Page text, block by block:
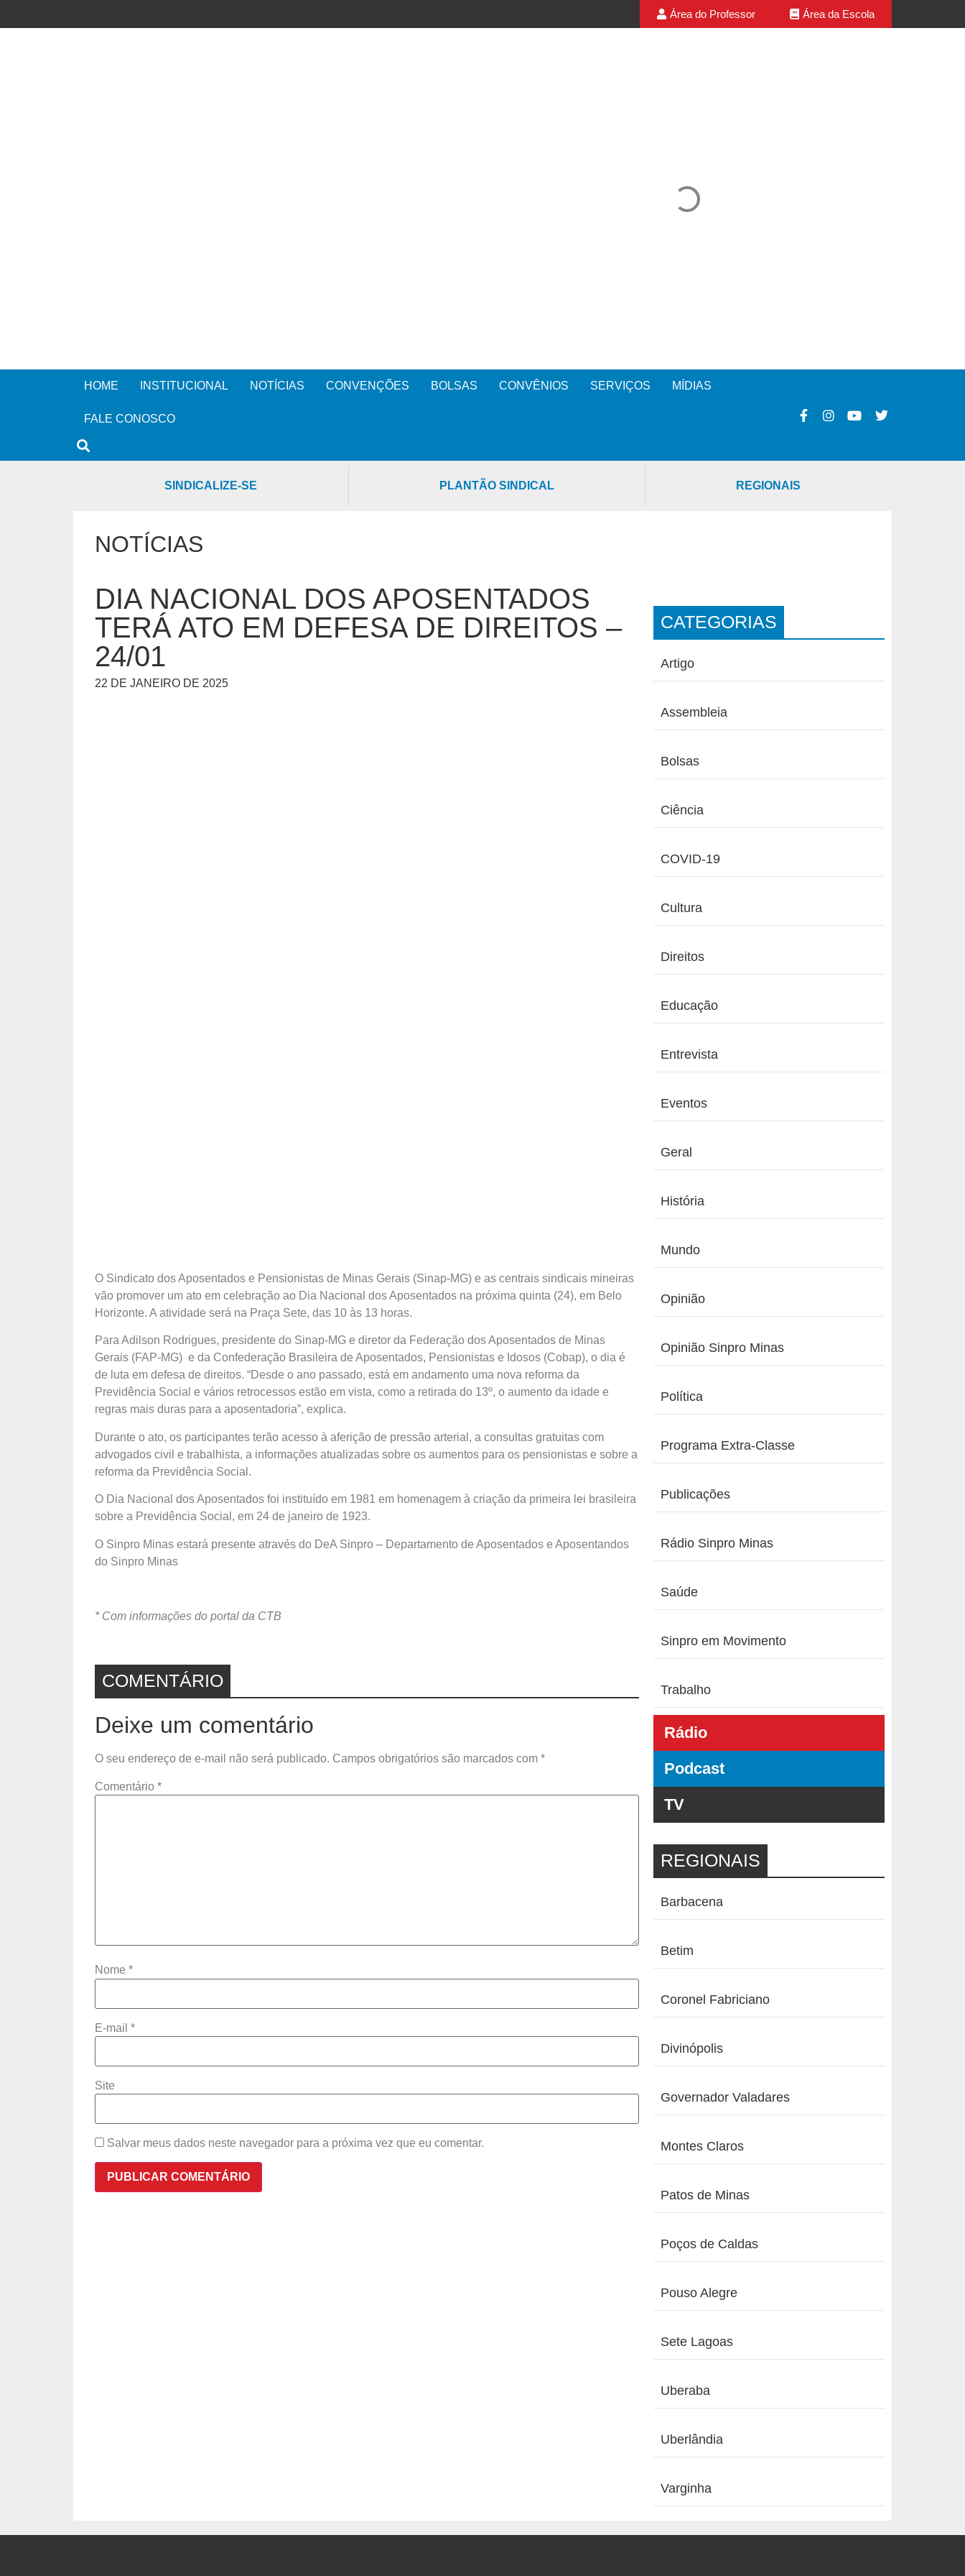
Área do Professor Área da Escola
HOME INSTITUCIONAL NOTÍCIAS CONVENÇÕES BOLSAS CONVÊNIOS SERVIÇOS MÍDIAS
FALE CONOSCO
SINDICALIZE-SE PLANTÃO SINDICAL REGIONAIS
NOTÍCIAS
DIA NACIONAL DOS APOSENTADOS
TERÁ ATO EM DEFESA DE DIREITOS –
24/01
22 DE JANEIRO DE 2025
O Sindicato dos Aposentados e Pensionistas de Minas Gerais (Sinap-MG) e as centrais sindicais mineiras
vão promover um ato em celebração ao Dia Nacional dos Aposentados na próxima quinta (24), em Belo
Horizonte. A atividade será na Praça Sete, das 10 às 13 horas.
Para Adilson Rodrigues, presidente do Sinap-MG e diretor da Federação dos Aposentados de Minas
Gerais (FAP-MG) e da Confederação Brasileira de Aposentados, Pensionistas e Idosos (Cobap), o dia é
de luta em defesa de direitos. “Desde o ano passado, está em andamento uma nova reforma da
Previdência Social e vários retrocessos estão em vista, como a retirada do 13º, o aumento da idade e
regras mais duras para a aposentadoria”, explica.
Durante o ato, os participantes terão acesso à aferição de pressão arterial, a consultas gratuitas com
advogados civil e trabalhista, a informações atualizadas sobre os aumentos para os pensionistas e sobre a
reforma da Previdência Social.
O Dia Nacional dos Aposentados foi instituído em 1981 em homenagem à criação da primeira lei brasileira
sobre a Previdência Social, em 24 de janeiro de 1923.
O Sinpro Minas estará presente através do DeA Sinpro – Departamento de Aposentados e Aposentandos
do Sinpro Minas
* Com informações do portal da CTB
COMENTÁRIO
Deixe um comentário
O seu endereço de e-mail não será publicado. Campos obrigatórios são marcados com *
Comentário *
Nome *
E-mail *
Site
Salvar meus dados neste navegador para a próxima vez que eu comentar.
CATEGORIAS
Artigo
Assembleia
Bolsas
Ciência
COVID-19
Cultura
Direitos
Educação
Entrevista
Eventos
Geral
História
Mundo
Opinião
Opinião Sinpro Minas
Política
Programa Extra-Classe
Publicações
Rádio Sinpro Minas
Saúde
Sinpro em Movimento
Trabalho
Rádio
Podcast
TV
REGIONAIS
Barbacena
Betim
Coronel Fabriciano
Divinópolis
Governador Valadares
Montes Claros
Patos de Minas
Poços de Caldas
Pouso Alegre
Sete Lagoas
Uberaba
Uberlândia
Varginha